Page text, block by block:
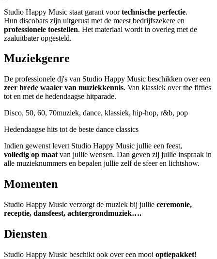
Studio Happy Music staat garant voortechnische perfectie.
Hun discobars zijn uitgerust met de meest bedrijfszekere en
professionele toestellen. Het materiaal wordt in overleg met de
zaaluitbater opgesteld.
Muziekgenre
De professionele dj's van Studio Happy Music beschikken over een
zeer brede waaier van muziekkennis. Van klassiek over the fifties
tot en met de hedendaagse hitparade.
Disco, 50, 60, 70muziek, dance, klassiek, hip-hop, r&b, pop
Hedendaagse hits tot de beste dance classics
Indien gewenst levert Studio Happy Music jullie een feest,
volledig op maat van jullie wensen. Dan geven zij jullie inspraak in
alle muzieknummers en bepalen jullie zelf de sfeer en lichtshow.
Momenten
Studio Happy Music verzorgt de muziek bij jullie ceremonie,
receptie, dansfeest, achtergrondmuziek….
Diensten
Studio Happy Music beschikt ook over een mooi optiepakket!